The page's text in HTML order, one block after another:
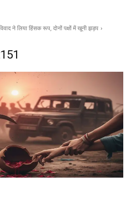
ने लिया हिंसक रूप, दोनों पक्षों में खूनी झड़प